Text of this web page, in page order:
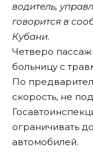
водитель,
говорится в
Кубани.
Четверо
больницу с
По
скорость, не
ограничивать
автомобилей.